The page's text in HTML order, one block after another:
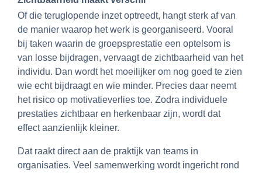
Of die teruglopende inzet optreedt, hangt sterk af van
de manier waarop het werk is georganiseerd. Vooral
bij taken waarin de groepsprestatie een optelsom is
van losse bijdragen, vervaagt de zichtbaarheid van het
individu. Dan wordt het moeilijker om nog goed te zien
wie echt bijdraagt en wie minder. Precies daar neemt
het risico op motivatieverlies toe. Zodra individuele
prestaties zichtbaar en herkenbaar zijn, wordt dat
effect aanzienlijk kleiner.
Dat raakt direct aan de praktijk van teams in
organisaties. Veel samenwerking wordt ingericht rond